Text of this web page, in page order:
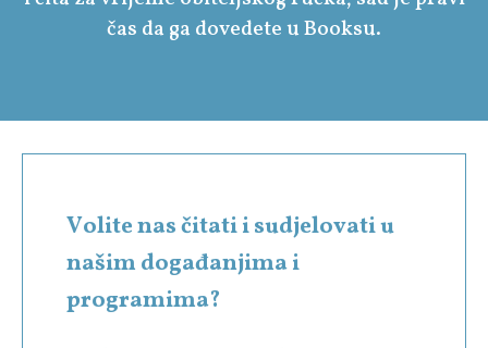
čas da ga dovedete u Booksu.
Volite nas čitati i sudjelovati u
našim događanjima i
programima?